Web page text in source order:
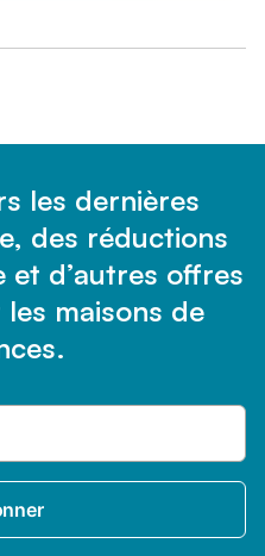
les dernières
des réductions
et d’autres offres
maisons de